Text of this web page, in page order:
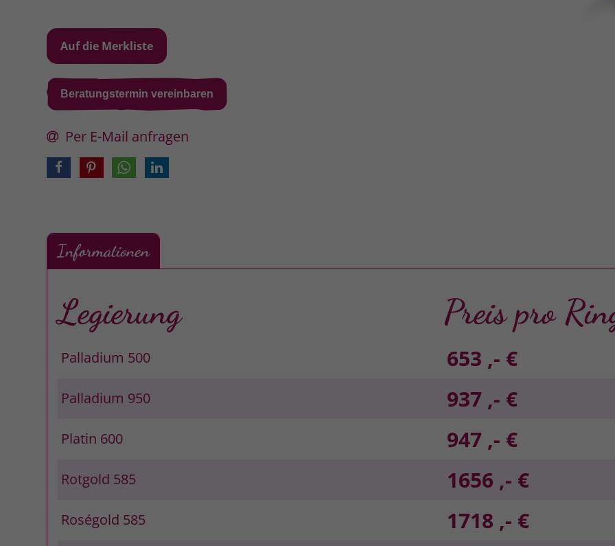
Beratungstermin vereinbaren
Per E-Mail anfragen
Informationen
Legierung Preis pro
Palladium 500 653 ,- €
Palladium 950 937 ,- €
Platin 600 947 ,- €
Rotgold 585 1656 ,- €
Roségold 585 1718 ,- €